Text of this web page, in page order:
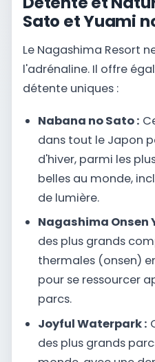
Sato et Yuami
Le Nagashima Resort
l'adrénaline. Il offre
détente uniques :
Nabana no Sato :
dans tout le Japon
d'hiver, parmi les
belles au monde,
de lumière.
Nagashima Onsen
des plus grands
thermales (onsen)
pour se ressourcer
parcs.
Joyful Waterpark :
des plus grands